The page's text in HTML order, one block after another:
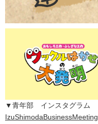
▼青年部 インスタグラム
IzuShimodaBusinessMeeting